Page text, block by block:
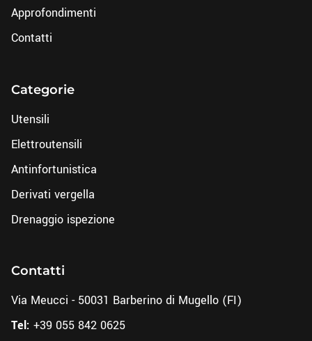
Approfondimenti
Contatti
Categorie
Utensili
Elettroutensili
Antinfortunistica
Derivati vergella
Drenaggio ispezione
Contatti
Via Meucci - 50031 Barberino di Mugello (FI)
Tel: +39 055 842 0625